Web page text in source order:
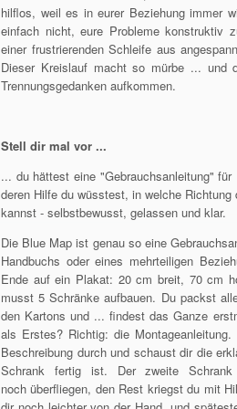
hilflos, weil es in eurer Beziehung immer
einfach nicht, eure Probleme konstruktiv
einer frustrierenden Schleife aus
Dieser Kreislauf macht so mürbe ... und
Trennungsgedanken aufkommen.
Stell dir mal vor ...
... du hättest eine "Gebrauchsanleitung"
deren Hilfe du wüsstest, in welche
kannst - selbstbewusst, gelassen und klar.
Die Blue Map ist genau so eine
Handbuchs oder eines mehrteiligen
Ende auf ein Plakat: 20 cm breit, 70 cm
musst 5 Schränke aufbauen. Du packst
den Kartons und ... findest das Ganze
als Erstes? Richtig: die
Beschreibung durch und schaust dir die
Schrank fertig ist. Der zweite
noch überfliegen, den Rest kriegst du mit